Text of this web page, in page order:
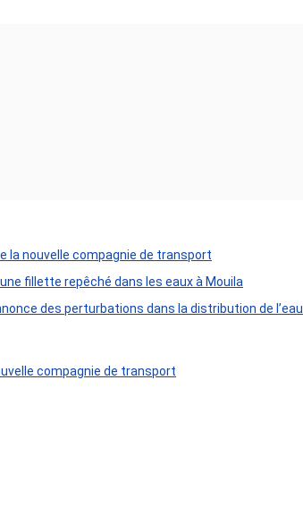
la nouvelle compagnie de transport
fillette repêché dans les eaux à Mouila
des perturbations dans la distribution de l’eau
compagnie de transport